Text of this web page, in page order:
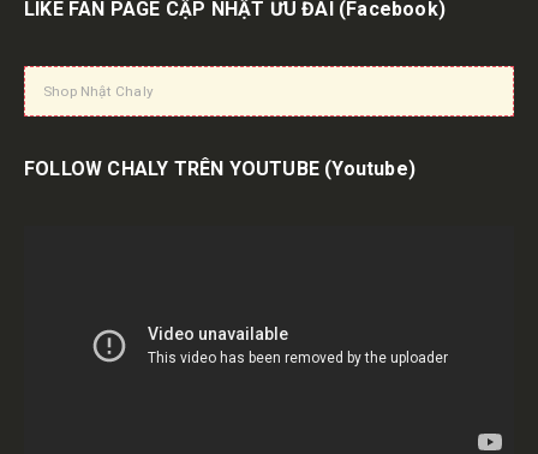
LIKE FAN PAGE CẬP NHẬT ƯU ĐÃI (Facebook)
Shop Nhật Chaly
FOLLOW CHALY TRÊN YOUTUBE (Youtube)